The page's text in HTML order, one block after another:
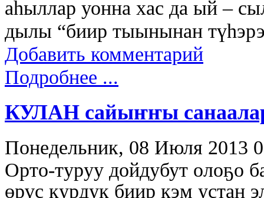
аһыллар уонна хас да ый –
дылы “биир тыынынан
Добавить комментарий
Подробнее ...
КУЛАН сайыҥҥы
Понедельник, 08 Июля 2013
Орто-туруу дойдубут олоҕо
өрүс курдук биир кэм устан